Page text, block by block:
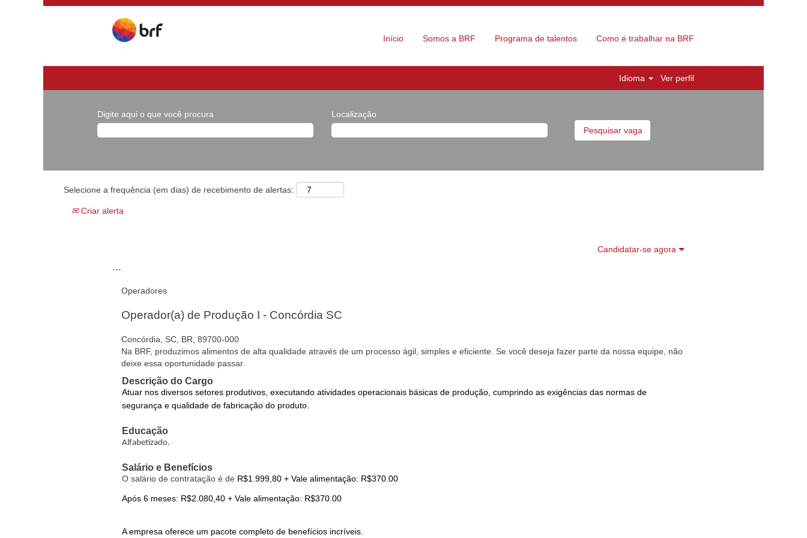
Início Somos a BRF Programa de talentos Como é trabalhar na BRF
Idioma Ver perfil
Digite aqui o que você procura Localização
Selecione a frequência (em dias) de recebimento de alertas:
Criar alerta
Candidatar-se agora
...
Operadores
Operador(a) de Produção I - Concórdia SC
Concórdia, SC, BR, 89700-000
Na BRF, produzimos alimentos de alta qualidade através de um processo ágil, simples e eficiente. Se você deseja fazer parte da nossa equipe, não
deixe essa oportunidade passar.
Descrição do Cargo
Atuar nos diversos setores produtivos, executando atividades operacionais básicas de produção, cumprindo as exigências das normas de
segurança e qualidade de fabricação do produto.
Educação
Alfabetizado.
Salário e Benefícios
O salário de contratação é de R$1.999,80 + Vale alimentação: R$370.00
Após 6 meses: R$2.080,40 + Vale alimentação: R$370.00
A empresa oferece um pacote completo de benefícios incríveis.